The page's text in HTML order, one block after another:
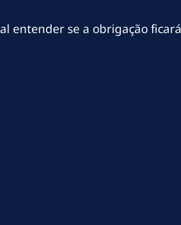
entender se a obrigação ficará